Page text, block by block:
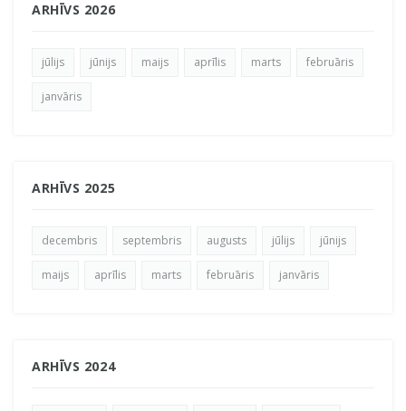
ARHĪVS 2026
jūlijs jūnijs maijs aprīlis marts februāris
janvāris
ARHĪVS 2025
decembris septembris augusts jūlijs jūnijs
maijs aprīlis marts februāris janvāris
ARHĪVS 2024